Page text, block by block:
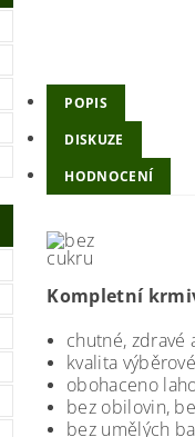
POPIS
DISKUZE
HODNOCENÍ
Kompletní
chutné, zdravé
kvalita
obohaceno
bez obilovin,
bez umělých